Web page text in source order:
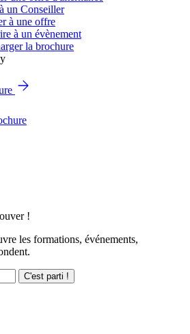
un Conseiller
à une offre
à un évènement
la brochure
!
les formations, événements,
C'est parti !